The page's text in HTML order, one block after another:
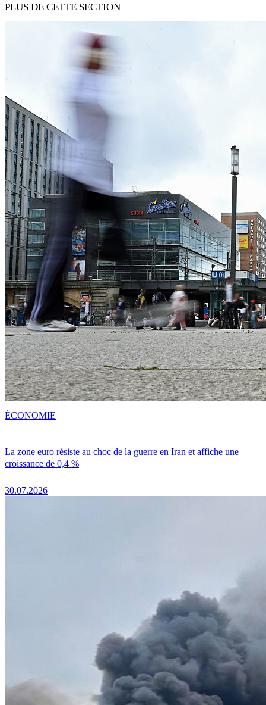
PLUS DE CETTE SECTION
La zone euro résiste au choc de la guerre en Iran et affiche une
croissance de 0,4 %
30.07.2026
ÉCONOMIE